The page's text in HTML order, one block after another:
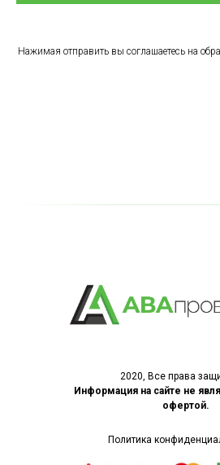
Нажимая отправить вы соглашаетесь на
Политика
2020, Все права
Информация на сайте не
офертой.